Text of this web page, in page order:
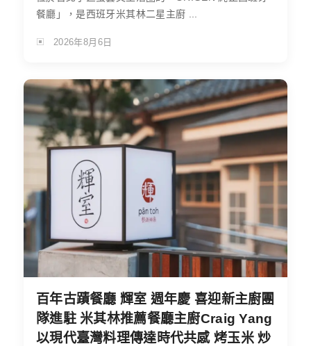
餐廳」，是西班牙米其林二星主廚 ...
2026年8月6日
百年古蹟餐廳 輝室 週年慶 喜迎新主廚團
隊進駐 米其林推薦餐廳主廚Craig Yang
以現代臺灣料理傳達時代共感 烤玉米 炒